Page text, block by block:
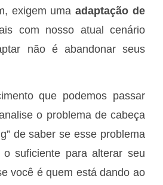
exigem umaadaptação de
com nosso atual cenário
não é abandonar seus
que podemos passar
o problema de cabeça
de saber se esse problema
suficiente para alterar seu
você é quem está dando ao